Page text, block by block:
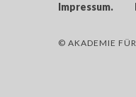
Impressum
© AKADEMIE